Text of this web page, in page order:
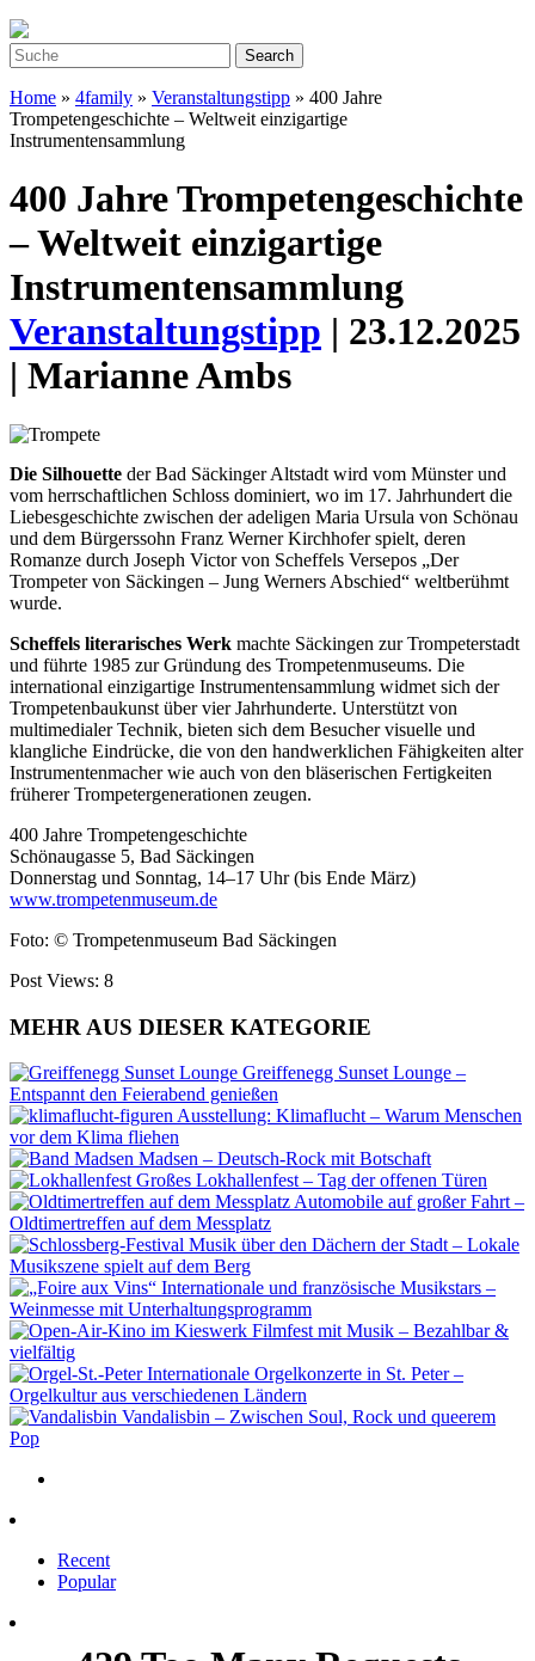
Home » 4family » Veranstaltungstipp » 400 Jahre
Trompetengeschichte – Weltweit einzigartige
Instrumentensammlung
400 Jahre Trompetengeschichte
– Weltweit einzigartige
Instrumentensammlung
Veranstaltungstipp | 23.12.2025
| Marianne Ambs
Die Silhouette der Bad Säckinger Altstadt wird vom Münster und
vom herrschaftlichen Schloss dominiert, wo im 17. Jahrhundert die
Liebesgeschichte zwischen der adeligen Maria Ursula von Schönau
und dem Bürgerssohn Franz Werner Kirchhofer spielt, deren
Romanze durch Joseph Victor von Scheffels Versepos „Der
Trompeter von Säckingen – Jung Werners Abschied“ weltberühmt
wurde.
Scheffels literarisches Werk machte Säckingen zur Trompeterstadt
und führte 1985 zur Gründung des Trompetenmuseums. Die
international einzigartige Instrumentensammlung widmet sich der
Trompetenbaukunst über vier Jahrhunderte. Unterstützt von
multimedialer Technik, bieten sich dem Besucher visuelle und
klangliche Eindrücke, die von den handwerklichen Fähigkeiten alter
Instrumentenmacher wie auch von den bläserischen Fertigkeiten
früherer Trompetergenerationen zeugen.
400 Jahre Trompetengeschichte
Schönaugasse 5, Bad Säckingen
Donnerstag und Sonntag, 14–17 Uhr (bis Ende März)
www.trompetenmuseum.de
Foto: © Trompetenmuseum Bad Säckingen
Post Views: 8
MEHR AUS DIESER KATEGORIE
Greiffenegg Sunset Lounge –
Entspannt den Feierabend genießen
Ausstellung: Klimaflucht – Warum Menschen
vor dem Klima fliehen
Madsen – Deutsch-Rock mit Botschaft
Großes Lokhallenfest – Tag der offenen Türen
Automobile auf großer Fahrt –
Oldtimertreffen auf dem Messplatz
Musik über den Dächern der Stadt – Lokale
Musikszene spielt auf dem Berg
Internationale und französische Musikstars –
Weinmesse mit Unterhaltungsprogramm
Filmfest mit Musik – Bezahlbar &
vielfältig
Internationale Orgelkonzerte in St. Peter –
Orgelkultur aus verschiedenen Ländern
Vandalisbin – Zwischen Soul, Rock und queerem
Pop
Recent
Popular